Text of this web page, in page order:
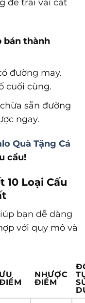
để trải vải cắt
bán thành
đường may.
cuối cùng.
sẵn đường
ngay.
Quà Tặng Cá
cầu!
10 Loại Cấu
bạn dễ dàng
với quy mô và
ƯU
NHƯỢC
ĐIỂM